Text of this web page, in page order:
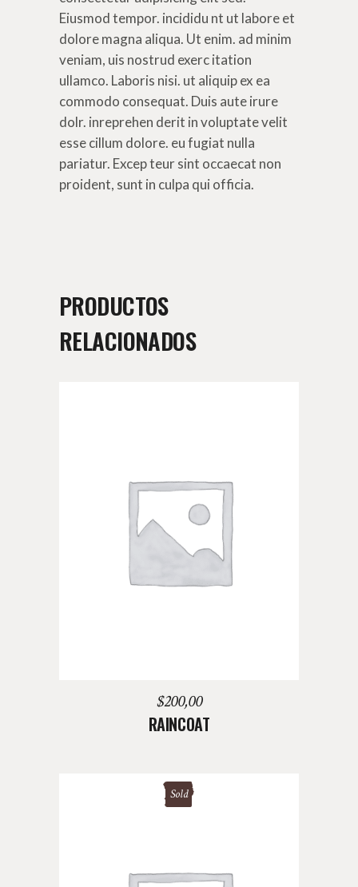
Eiusmod tempor. incididu nt ut labore et
dolore magna aliqua. Ut enim. ad minim
veniam, uis nostrud exerc itation
ullamco. Laboris nisi. ut aliquip ex ea
commodo consequat. Duis aute irure
dolr. inreprehen derit in voluptate velit
esse cillum dolore. eu fugiat nulla
pariatur. Excep teur sint occaecat non
proident, sunt in culpa qui officia.
PRODUCTOS
RELACIONADOS
AGREGAR AL CARRITO
$200,00
RAINCOAT
Sold